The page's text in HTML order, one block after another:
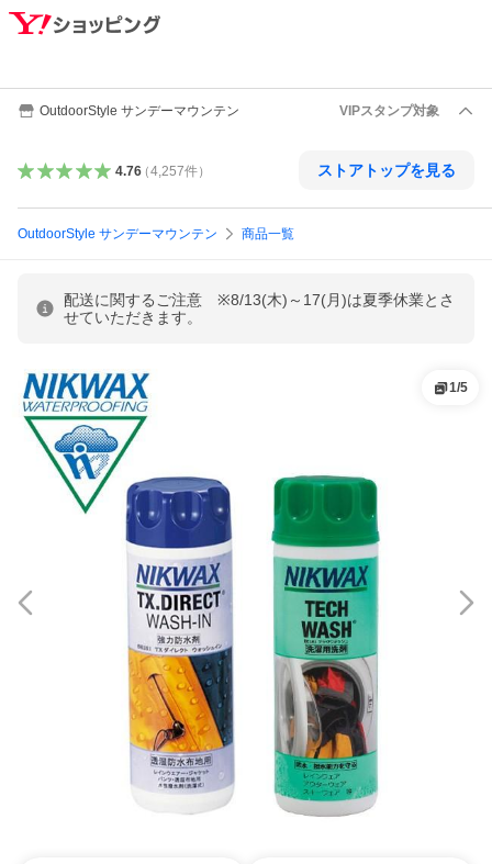
OutdoorStyle サンデーマウンテン VIPスタンプ対象
4.76（4,257件） ストアトップを見る
OutdoorStyle サンデーマウンテン 商品一覧
配送に関するご注意 ※8/13(木)～17(月)は夏季休業とさ
せていただきます。
1/5